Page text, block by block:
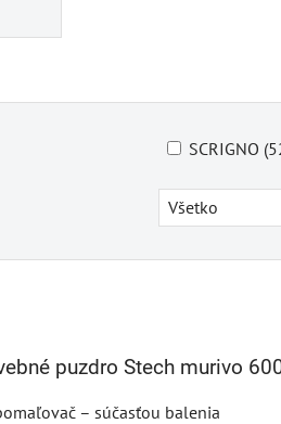
SCRIGNO
Všetko
puzdro Stech murivo
– súčasťou balenia